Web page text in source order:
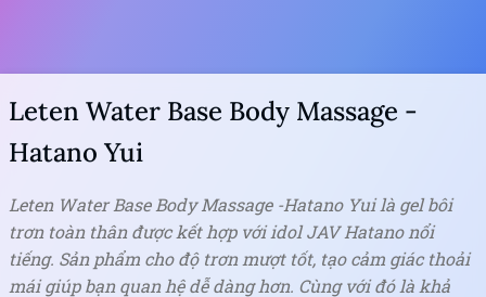
Leten Water Base Body Massage -
Hatano Yui
Leten Water Base Body Massage -Hatano Yui là gel bôi
trơn toàn thân được kết hợp với idol JAV Hatano nổi
tiếng. Sản phẩm cho độ trơn mượt tốt, tạo cảm giác thoải
mái giúp bạn quan hệ dễ dàng hơn. Cùng với đó là khả